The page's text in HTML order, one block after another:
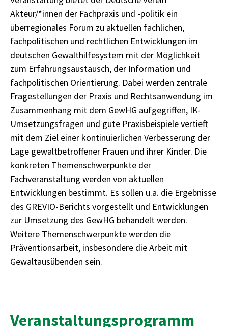
Akteur/*innen der Fachpraxis und -politik ein
überregionales Forum zu aktuellen fachlichen,
fachpolitischen und rechtlichen Entwicklungen im
deutschen Gewalthilfesystem mit der Möglichkeit
zum Erfahrungsaustausch, der Information und
fachpolitischen Orientierung. Dabei werden zentrale
Fragestellungen der Praxis und Rechtsanwendung im
Zusammenhang mit dem GewHG aufgegriffen, IK-
Umsetzungsfragen und gute Praxisbeispiele vertieft
mit dem Ziel einer kontinuierlichen Verbesserung der
Lage gewaltbetroffener Frauen und ihrer Kinder. Die
konkreten Themenschwerpunkte der
Fachveranstaltung werden von aktuellen
Entwicklungen bestimmt. Es sollen u.a. die Ergebnisse
des GREVIO-Berichts vorgestellt und Entwicklungen
zur Umsetzung des GewHG behandelt werden.
Weitere Themenschwerpunkte werden die
Präventionsarbeit, insbesondere die Arbeit mit
Gewaltausübenden sein.
Veranstaltungsprogramm